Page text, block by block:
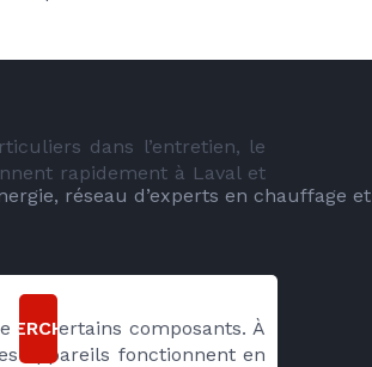
dans l’entretien, le
rapidement à Laval et
de certains composants. À
appareils fonctionnent en
réseau d’experts en chauffage et